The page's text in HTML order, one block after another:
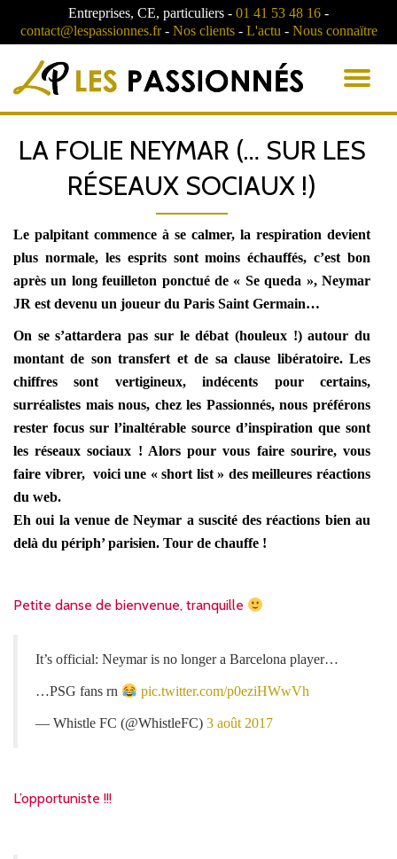
Entreprises, CE, particuliers - 01 41 53 48 16 -
contact@lespassionnes.fr- Nos clients- L'actu - Nous connaïtre
LA FOLIE NEYMAR (… SUR LES
RÉSEAUX SOCIAUX !)
Le palpitant commence à se calmer, la respiration devient
plus normale, les esprits sont moins échauffés, c’est bon
après un long feuilleton ponctué de « Se queda », Neymar
JR est devenu un joueur du Paris Saint Germain…
On se s’attardera pas sur le débat (houleux !) autour du
montant de son transfert et de sa clause libératoire. Les
chiffres sont vertigineux, indécents pour certains,
surréalistes mais nous, chez les Passionnés, nous préférons
rester focus sur l’inaltérable source d’inspiration que sont
les réseaux sociaux ! Alors pour vous faire sourire, vous
faire vibrer, voici une « short list » des meilleures réactions
du web.
Eh oui la venue de Neymar a suscité des réactions bien au
delà du périph’ parisien. Tour de chauffe !
Petite danse de bienvenue, tranquille
It’s official: Neymar is no longer a Barcelona player…
…PSG fans rn pic.twitter.com/p0eziHWwVh
— Whistle FC (@WhistleFC) 3 août 2017
L’opportuniste !!!